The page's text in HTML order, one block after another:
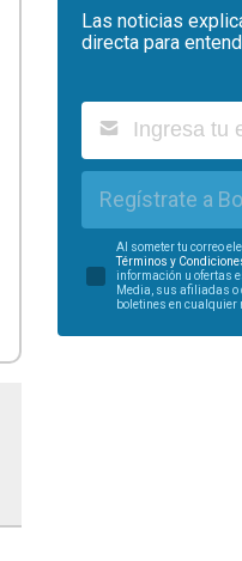
Las noticias
directa para
Regístrate a
Al someter tu correo
Términos y
información u ofertas
Media, sus afiliadas o
boletines en cualquier